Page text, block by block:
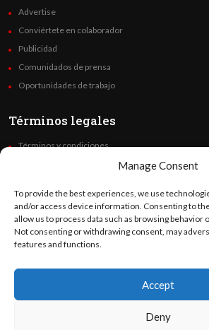
Manage Consent
To provide the best experiences, we use
and/or access device information. Consenting to
allow us to process data such as browsing behavior
Not consenting or withdrawing consent, may
features and functions.
Accept
Deny
Advertise
Conviértete en colaborador
Publicidad
Comunidados de prensa
Oportunidades de trabajo
Términos legales
Términos y condiciones
Code of Ethics
Síguenos
©OratoWorld Media 2026. Todos los